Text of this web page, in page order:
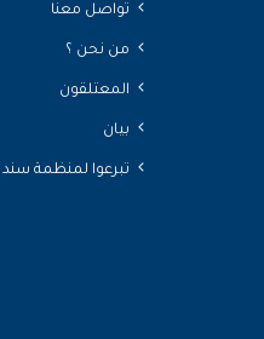
تواصل معنا
من نحن ؟
المعتلقون
بيان
تبرعوا لمنظمة سند